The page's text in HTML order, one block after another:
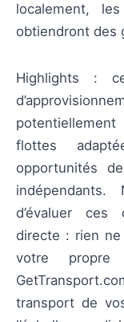
localement,
obtiendront des
Highlights :
flottes
opportunités
indépendants.
d’évaluer ces
directe : rien
votre
transport de